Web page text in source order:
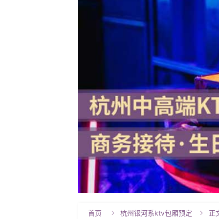
首页  杭州银河系ktv包厢预定  正